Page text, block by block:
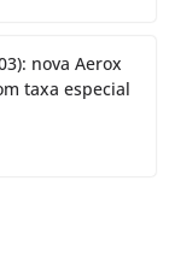
nova Aerox
taxa especial